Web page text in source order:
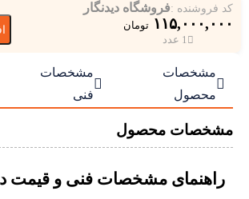
کد فروشنده :فروشگاه دیدنگار
۱۱۵,۰۰۰,۰۰۰ تومان
1 عدد

مشخصات
محصول

مشخصات
فنی
مشخصات محصول
راهنمای مشخصات فنی و قیمت